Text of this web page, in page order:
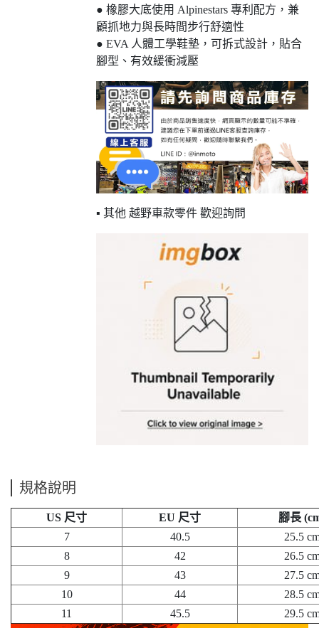
● 橡膠大底使用 Alpinestars 專利配方，兼
顧抓地力與長時間步行舒適性
● EVA 人體工學鞋墊，可拆式設計，貼合
腳型、有效緩衝減壓
▪ 其他 越野車款零件 歡迎詢問
規格說明
US 尺寸 EU 尺寸
腳長
7
40.5
25.5
8
42
26.5
9
43
27.5
10
44
28.5
11
45.5 29.5